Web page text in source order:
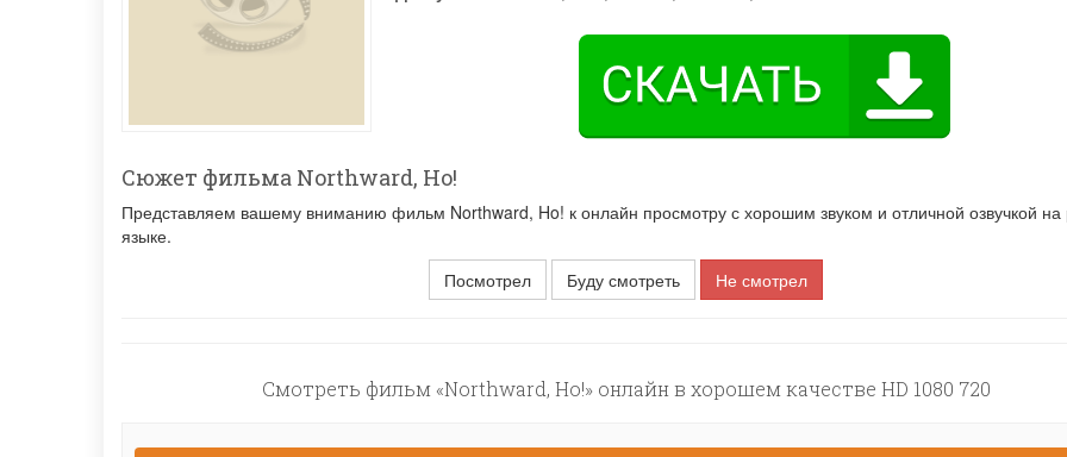
Сюжет фильма Northward, Ho!
Представляем вашему вниманию фильм Northward, Ho! к онлайн просмотру с хорошим звуком и отличной озвучкой на
языке.
Посмотрел
Буду смотреть Не смотрел
Смотреть фильм «Northward, Ho!» онлайн в хорошем качестве HD 1080 720